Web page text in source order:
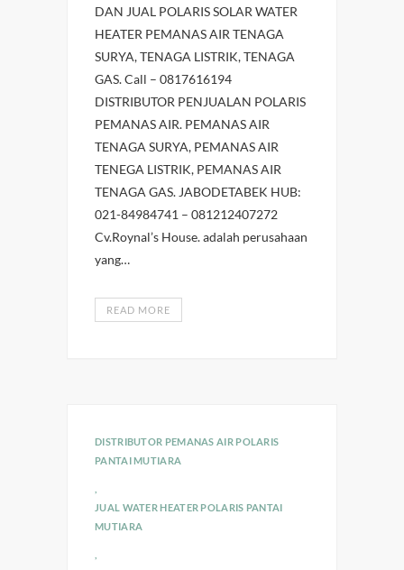
DAN JUAL POLARIS SOLAR WATER
HEATER PEMANAS AIR TENAGA
SURYA, TENAGA LISTRIK, TENAGA
GAS. Call – 0817616194
DISTRIBUTOR PENJUALAN POLARIS
PEMANAS AIR. PEMANAS AIR
TENAGA SURYA, PEMANAS AIR
TENEGA LISTRIK, PEMANAS AIR
TENAGA GAS. JABODETABEK HUB:
021-84984741 – 081212407272
Cv.Roynal’s House. adalah perusahaan
yang…
READ MORE
DISTRIBUTOR PEMANAS AIR POLARIS
PANTAI MUTIARA
JUAL WATER HEATER POLARIS PANTAI
MUTIARA